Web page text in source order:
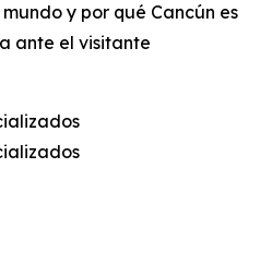
y por qué Cancún es
ante el visitante